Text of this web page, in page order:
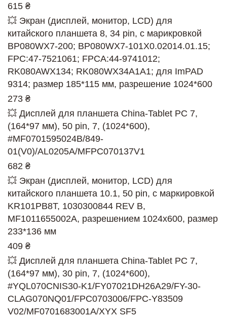
615 ₴
💥 Экран (дисплей, монитор, LCD) для
китайского планшета 8, 34 pin, с марикровкой
BP080WX7-200; BP080WX7-101X0.02014.01.15;
FPC:47-7521061; FPCA:44-9741012;
RK080AWX134; RK080WX34A1A1; для ImPAD
9314; размер 185*115 мм, разрешение 1024*600
273 ₴
💥 Дисплей для планшета China-Tablet PC 7,
(164*97 мм), 50 pin, 7, (1024*600),
#MF0701595024B/849-
01(V0)/AL0205A/MFPC070137V1
682 ₴
💥 Экран (дисплей, монитор, LCD) для
китайского планшета 10.1, 50 pin, с маркировкой
KR101PB8T, 1030300844 REV B,
MF1011655002A, разрешением 1024x600, размер
233*136 мм
409 ₴
💥 Дисплей для планшета China-Tablet PC 7,
(164*97 мм), 30 pin, 7, (1024*600),
#YQL070CNIS30-K1/FY07021DH26A29/FY-30-
CLAG070NQ01/FPC0703006/FPC-Y83509
V02/MF0701683001A/XYX SF5